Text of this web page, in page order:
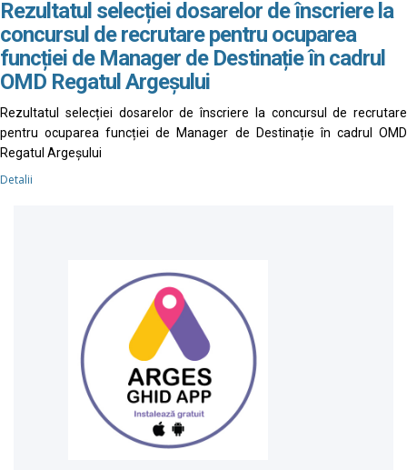
Rezultatul selecției dosarelor de înscriere la
concursul de recrutare pentru ocuparea
funcției de Manager de Destinație în cadrul
OMD Regatul Argeșului
Rezultatul selecției dosarelor de înscriere la concursul de recrutare
pentru ocuparea funcției de Manager de Destinație în cadrul OMD
Regatul Argeșului
Detalii